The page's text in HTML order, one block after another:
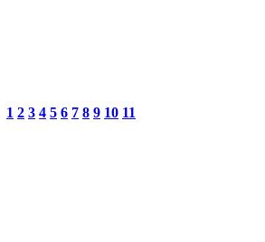
1 2 3 4 5 6 7 8 9 10 11